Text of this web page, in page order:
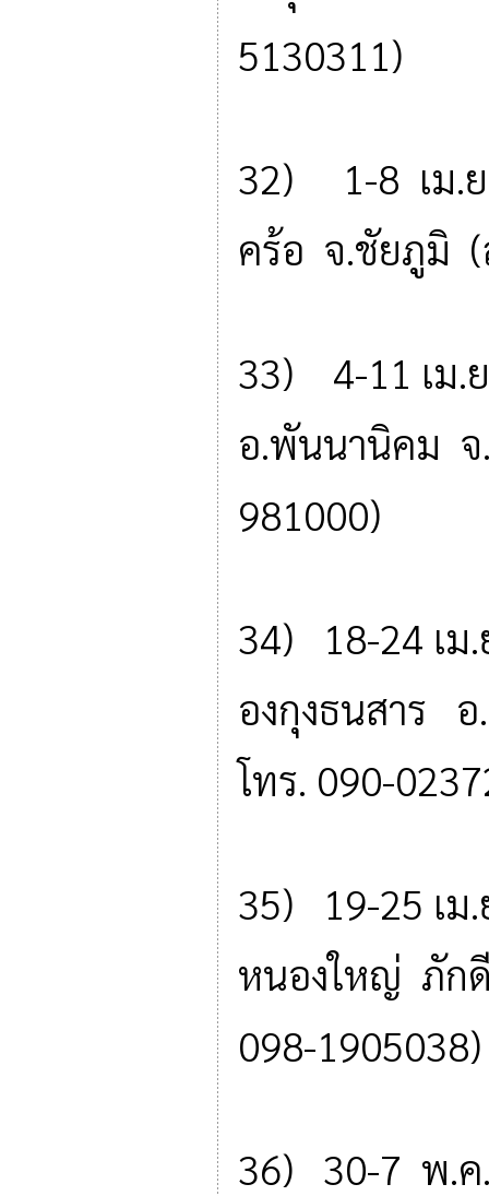
5130311)
32) 1-8 เม.
คร้อ จ.ชัยภูมิ
33) 4-11 เม
อ.พันนานิคม จ
981000)
34) 18-24 เ
องกุงธนสาร
โทร. 090-
35) 19-25 เ
หนองใหญ่ ภัก
098-1905038)
36) 30-7 พ.